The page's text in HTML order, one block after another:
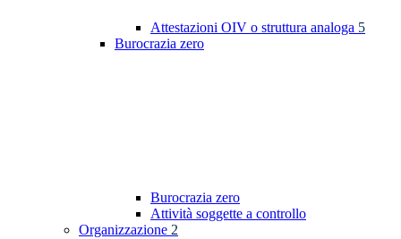
Attestazioni OIV o struttura analoga 5
Burocrazia zero
Burocrazia zero
Attività soggette a controllo
Organizzazione 2